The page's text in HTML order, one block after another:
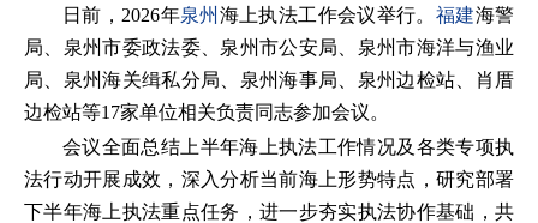
日前，2026年泉州 海上执法工作会议举行。 福建海警
局、泉州市委政法委、泉州市公安局、泉州市海洋与渔业
局、泉州海关缉私分局、泉州海事局、泉州边检站、肖厝
边检站等17家单位相关负责同志参加会议。
会议全面总结上半年海上执法工作情况及各类专项执
法行动开展成效，深入分析当前海上形势特点，研究部署
下半年海上执法重点任务，进一步夯实执法协作基础，共